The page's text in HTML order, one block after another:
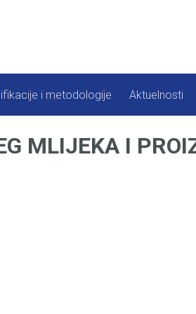
i metodologije Aktuelnosti
MLIJEKA I